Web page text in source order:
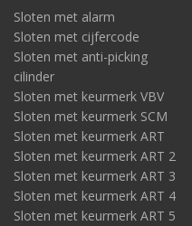
Sloten met alarm
Sloten met cijfercode
Sloten met anti-picking
cilinder
Sloten met keurmerk VBV
Sloten met keurmerk SCM
Sloten met keurmerk ART
Sloten met keurmerk ART 2
Sloten met keurmerk ART 3
Sloten met keurmerk ART 4
Sloten met keurmerk ART 5